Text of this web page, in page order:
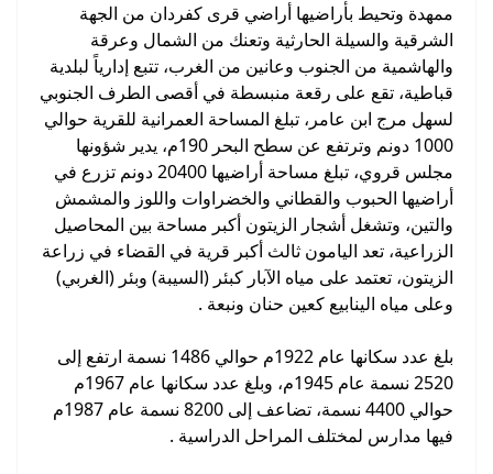
ممهدة وتحيط بأراضيها أراضي قرى كفردان من الجهة
الشرقية والسيلة الحارثية وتعنك من الشمال وعرقة
والهاشمية من الجنوب وعانين من الغرب، تتبع إدارياً لبلدية
قباطية، تقع على رقعة منبسطة في أقصى الطرف الجنوبي
لسهل مرج ابن عامر، تبلغ المساحة العمرانية للقرية حوالي
1000 دونم وترتفع عن سطح البحر 190م، يدير شؤونها
مجلس قروي، تبلغ مساحة أراضيها 20400 دونم تزرع في
أراضيها الحبوب والقطاني والخضراوات واللوز والمشمش
والتين، وتشغل أشجار الزيتون أكبر مساحة بين المحاصيل
الزراعية، تعد اليامون ثالث أكبر قرية في القضاء في زراعة
الزيتون، تعتمد على مياه الآبار كبئر (السيبة) وبئر (الغربي)
وعلى مياه الينابيع كعين حنان ونبعة .
بلغ عدد سكانها عام 1922م حوالي 1486 نسمة ارتفع إلى
2520 نسمة عام 1945م، وبلغ عدد سكانها عام 1967م
حوالي 4400 نسمة، تضاعف إلى 8200 نسمة عام 1987م
فيها مدارس لمختلف المراحل الدراسية .